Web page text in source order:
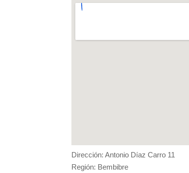
Dirección: Antonio Díaz Carro 11
Región: Bembibre